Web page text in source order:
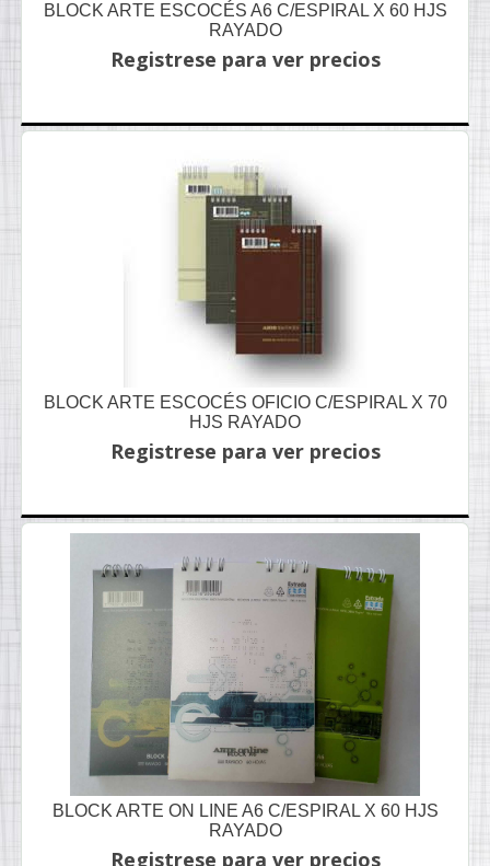
BLOCK ARTE ESCOCÉS A6 C/ESPIRAL X 60 HJS
RAYADO
Registrese para ver precios
BLOCK ARTE ESCOCÉS OFICIO C/ESPIRAL X 70
HJS RAYADO
Registrese para ver precios
BLOCK ARTE ON LINE A6 C/ESPIRAL X 60 HJS
RAYADO
Registrese para ver precios